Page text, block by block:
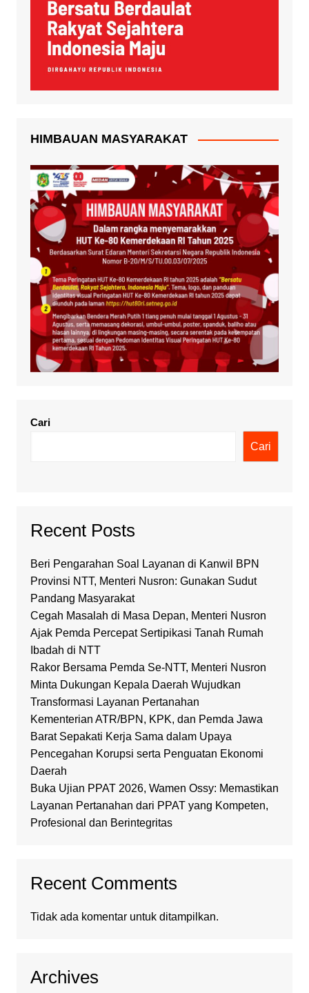
HIMBAUAN MASYARAKAT
Cari
Cari
Recent Posts
Beri Pengarahan Soal Layanan di Kanwil BPN
Provinsi NTT, Menteri Nusron: Gunakan Sudut
Pandang Masyarakat
Cegah Masalah di Masa Depan, Menteri Nusron
Ajak Pemda Percepat Sertipikasi Tanah Rumah
Ibadah di NTT
Rakor Bersama Pemda Se-NTT, Menteri Nusron
Minta Dukungan Kepala Daerah Wujudkan
Transformasi Layanan Pertanahan
Kementerian ATR/BPN, KPK, dan Pemda Jawa
Barat Sepakati Kerja Sama dalam Upaya
Pencegahan Korupsi serta Penguatan Ekonomi
Daerah
Buka Ujian PPAT 2026, Wamen Ossy: Memastikan
Layanan Pertanahan dari PPAT yang Kompeten,
Profesional dan Berintegritas
Recent Comments
Tidak ada komentar untuk ditampilkan.
Archives